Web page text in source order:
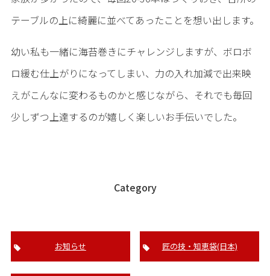
テーブルの上に綺麗に並べてあったことを想い出します。
幼い私も一緒に海苔巻きにチャレンジしますが、ボロボ
ロ緩む仕上がりになってしまい、力の入れ加減で出来映
えがこんなに変わるものかと感じながら、それでも毎回
少しずつ上達するのが嬉しく楽しいお手伝いでした。
Category
お知らせ 匠の技・知恵袋(日本)